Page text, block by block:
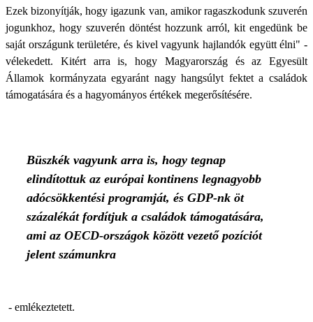
Ezek bizonyítják, hogy igazunk van, amikor ragaszkodunk szuverén
jogunkhoz, hogy szuverén döntést hozzunk arról, kit engedünk be
saját országunk területére, és kivel vagyunk hajlandók együtt élni" -
vélekedett. Kitért arra is, hogy Magyarország és az Egyesült
Államok kormányzata egyaránt nagy hangsúlyt fektet a családok
támogatására és a hagyományos értékek megerősítésére.
Büszkék vagyunk arra is, hogy tegnap
elindítottuk az európai kontinens legnagyobb
adócsökkentési programját, és GDP-nk öt
százalékát fordítjuk a családok támogatására,
ami az OECD-országok között vezető pozíciót
jelent számunkra
- emlékeztetett.